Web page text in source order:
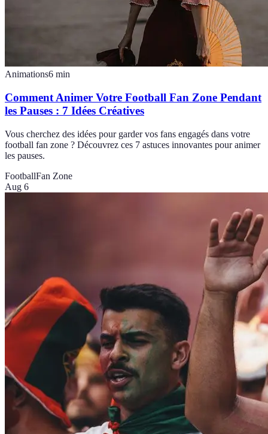
Animations6 min
Comment Animer Votre Football Fan Zone Pendant
les Pauses : 7 Idées Créatives
Vous cherchez des idées pour garder vos fans engagés dans votre
football fan zone ? Découvrez ces 7 astuces innovantes pour animer
les pauses.
FootballFan Zone
Aug 6